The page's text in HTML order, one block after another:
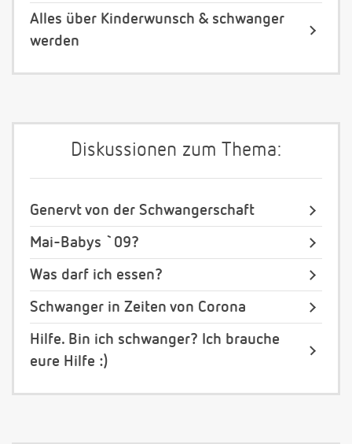
Alles über Kinderwunsch & schwanger
werden
Diskussionen zum Thema:
Genervt von der Schwangerschaft
Mai-Babys `09?
Was darf ich essen?
Schwanger in Zeiten von Corona
Hilfe. Bin ich schwanger? Ich brauche
eure Hilfe :)